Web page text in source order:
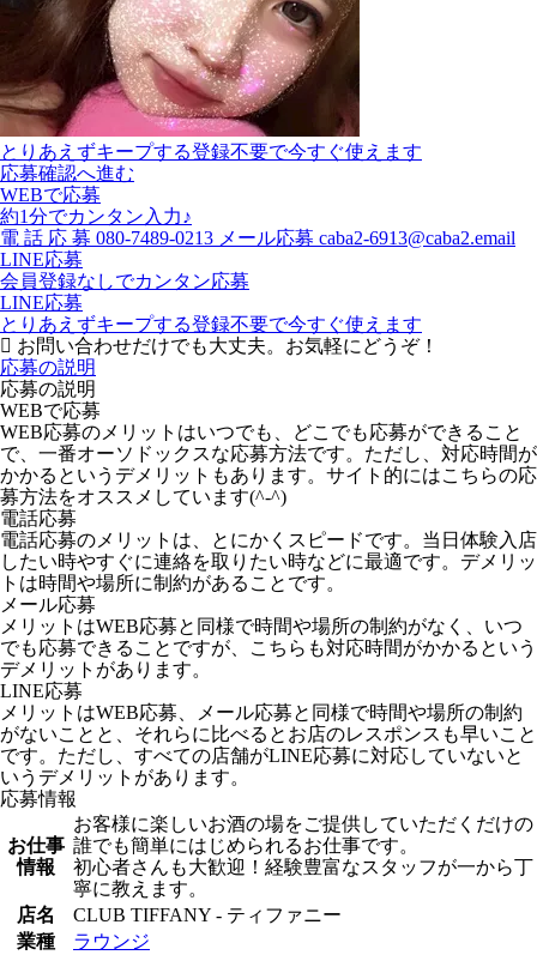
とりあえずキープする登録不要で今すぐ使えます
応募確認へ進む
WEBで応募
約1分でカンタン入力♪
電 話 応 募 080-7489-0213 メール応募 caba2-6913@caba2.email
LINE応募
会員登録なしでカンタン応募
LINE応募
とりあえずキープする登録不要で今すぐ使えます
お問い合わせだけでも大丈夫。お気軽にどうぞ！
応募の説明
応募の説明
WEBで応募
WEB応募のメリットはいつでも、どこでも応募ができること
で、一番オーソドックスな応募方法です。ただし、対応時間が
かかるというデメリットもあります。サイト的にはこちらの応
募方法をオススメしています(^-^)
電話応募
電話応募のメリットは、とにかくスピードです。当日体験入店
したい時やすぐに連絡を取りたい時などに最適です。デメリッ
トは時間や場所に制約があることです。
メール応募
メリットはWEB応募と同様で時間や場所の制約がなく、いつ
でも応募できることですが、こちらも対応時間がかかるという
デメリットがあります。
LINE応募
メリットはWEB応募、メール応募と同様で時間や場所の制約
がないことと、それらに比べるとお店のレスポンスも早いこと
です。ただし、すべての店舗がLINE応募に対応していないと
いうデメリットがあります。
応募情報
お仕事
情報
お客様に楽しいお酒の場をご提供していただくだけの
誰でも簡単にはじめられるお仕事です。
初心者さんも大歓迎！経験豊富なスタッフが一から丁
寧に教えます。
店名
CLUB TIFFANY - ティファニー
業種
ラウンジ